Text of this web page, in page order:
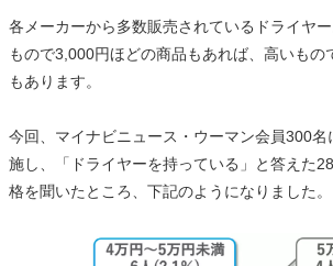
各メーカーから多数販売されているドライヤ
もので3,000円ほどの商品もあれば、高いもの
もあります。
今回、マイナビニュース・ウーマン会員300
施し、「ドライヤーを持っている」と答えた
格を聞いたところ、下記のようになりました。